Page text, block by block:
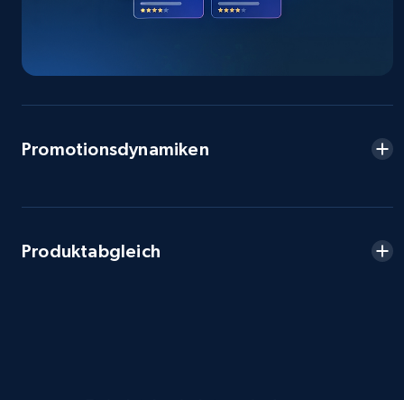
URL, Product id, Title, Seller name, Seller rating,
Promotionsdynamiken
Produktabgleich